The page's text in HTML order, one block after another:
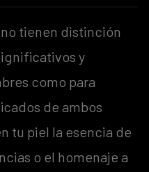
tienen distinción
y
como para
de ambos
tu piel la esencia de
o el homenaje a